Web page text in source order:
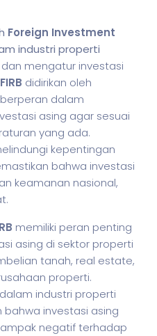
Foreign Investment
industri properti
mengatur investasi
FIRB didirikan oleh
dalam
asing agar sesuai
yang ada.
kepentingan
bahwa investasi
keamanan nasional,
memiliki peran penting
asing di sektor properti
tanah, real estate,
properti.
dalam industri properti
investasi asing
negatif terhadap